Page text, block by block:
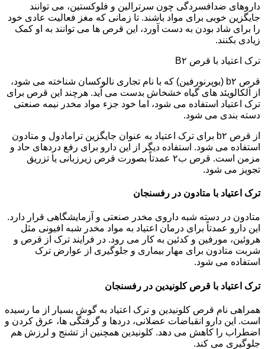
داروهای ضدافسردگی چون سرترالین و فلوکستین، می توانند
جایگزین خوبی برای مواد باشند. تا زمانی که مغز فعالیت عادی خود
را برای شاد بودن به دست آورد، این قرص ها می توانند به او کمک
زیادی بکنند.
ترک اعتیاد با قرص B۲
قرص b۲ (بوپرنورفین) که با نام تجاری نالوکسان شناخته می شود،
از آلکالویئد های گیاه خشخاش بدست می آید. هرچند این قرص برای
ترک اعتیاد استفاده می شود، اما خود جزء مواد مخدر نیمه صنعتی
دسته بندی می شود.
از قرص b۲ برای ترک اعتیاد به عنوان جایگزین ترامادول و متادون
استفاده می شود. استفاده دیگر از این دارو برای رفع دردهای حاد و
مزمن است. قرص ب۲ عمدتاً بصورت قرص زیرزبانی یا تزریق
تجویز می شود.
ترک اعتیاد با متادون در رفسنجان
متادون در دسته شبه داروی مخدر صنعتی و آزمایشگاهی قرار دارد.
این دارو عمدتاً برای درمان اعتیاد به مواد مخدر شبه افیونی مثل
هروئین، مورفین و کدئین به کار می رود. در فرایند ترک از قرص و
شربت متادون برای مهار بیماری و جلوگیری از عوارض ترک
استفاده می شود.
ترک اعتیاد با قرص کلونیدین در رفسنجان
همراهی نام قرص کلونیدین و ترک اعتیاد به گوش بسیار از ما رسیده
است. این دارو انقباضات عضلانی، دردها و گرفتگی ها، عرق کردن و
اضطراب را کاهش می دهد. کلونیدین همچنین از تشنج و لرزش هم
جلوگیری می کند.